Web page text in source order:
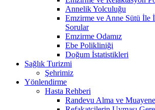
Annelik Yolculuğu
Emzirme ve Anne Sütü İle
Sorular
Emzirme Odamız
Ebe Polikliniği
Doğum İstatistikleri
Sağlık Turizmi
Şehrimiz
Yönlendirme
Hasta Rehberi
Randevu Alma ve